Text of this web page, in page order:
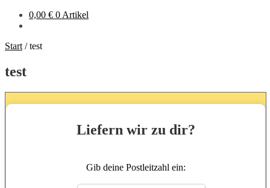
0,00 € 0 Artikel
Start /test
test
Liefern wir zu dir?
Gib deine Postleitzahl ein: